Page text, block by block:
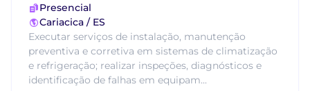
Presencial
Cariacica / ES
Executar serviços de instalação, manutenção
preventiva e corretiva em sistemas de climatização
e refrigeração; realizar inspeções, diagnósticos e
identificação de falhas em equipam...